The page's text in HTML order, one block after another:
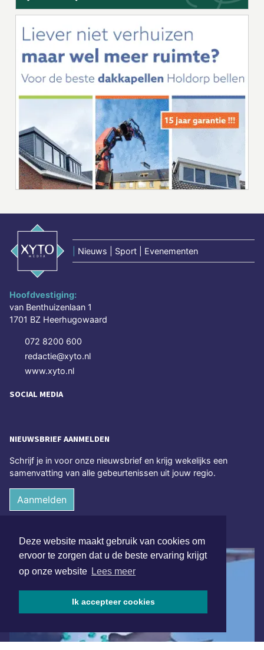
Deze website maakt gebruik van cookies om
ervoor te zorgen dat u de beste ervaring krijgt
op onze website Lees meer
Ik accepteer cookies
Nieuws | Sport | Evenementen
Hoofdvestiging:
van Benthuizenlaan 1
1701 BZ Heerhugowaard
072 8200 600
redactie@xyto.nl
www.xyto.nl
SOCIAL MEDIA
NIEUWSBRIEF AANMELDEN
Schrijf je in voor onze nieuwsbrief en krijg wekelijks een
samenvatting van alle gebeurtenissen uit jouw regio.
Aanmelden